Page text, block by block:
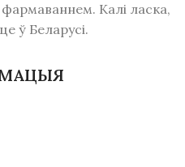
Калі ласка,
ў Беларусі.